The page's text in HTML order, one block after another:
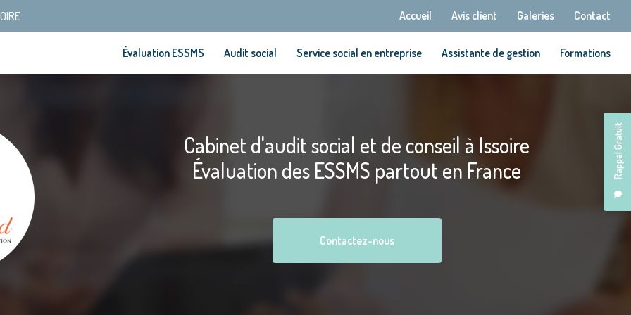
Navigation secondaire
Accueil Avis client Galeries Contact
Rappel Gratuit
Évaluation ESSMS
Audit social Service social en entreprise Assistante de gestion Formations
Cabinet d'audit social et de conseil à Issoire
Évaluation des ESSMS partout en France
Contactez-nous